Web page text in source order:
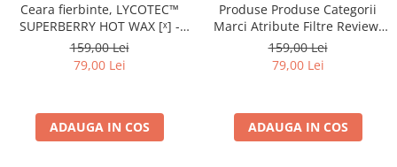
Ceara fierbinte, LYCOTEC™
SUPERBERRY HOT WAX [ˣ] -
500g - Lycon
159,00 Lei
79,00 Lei
ADAUGA IN COS
Produse Produse Categorii
Marci Atribute Filtre Review-
uri Feed-uri Furnizori CRM
Campanii Marketing GoBots
Continut 1 Insights Download
Canale de vanzari Gomag
Apps Design
159,00 Lei
79,00 Lei
ADAUGA IN COS